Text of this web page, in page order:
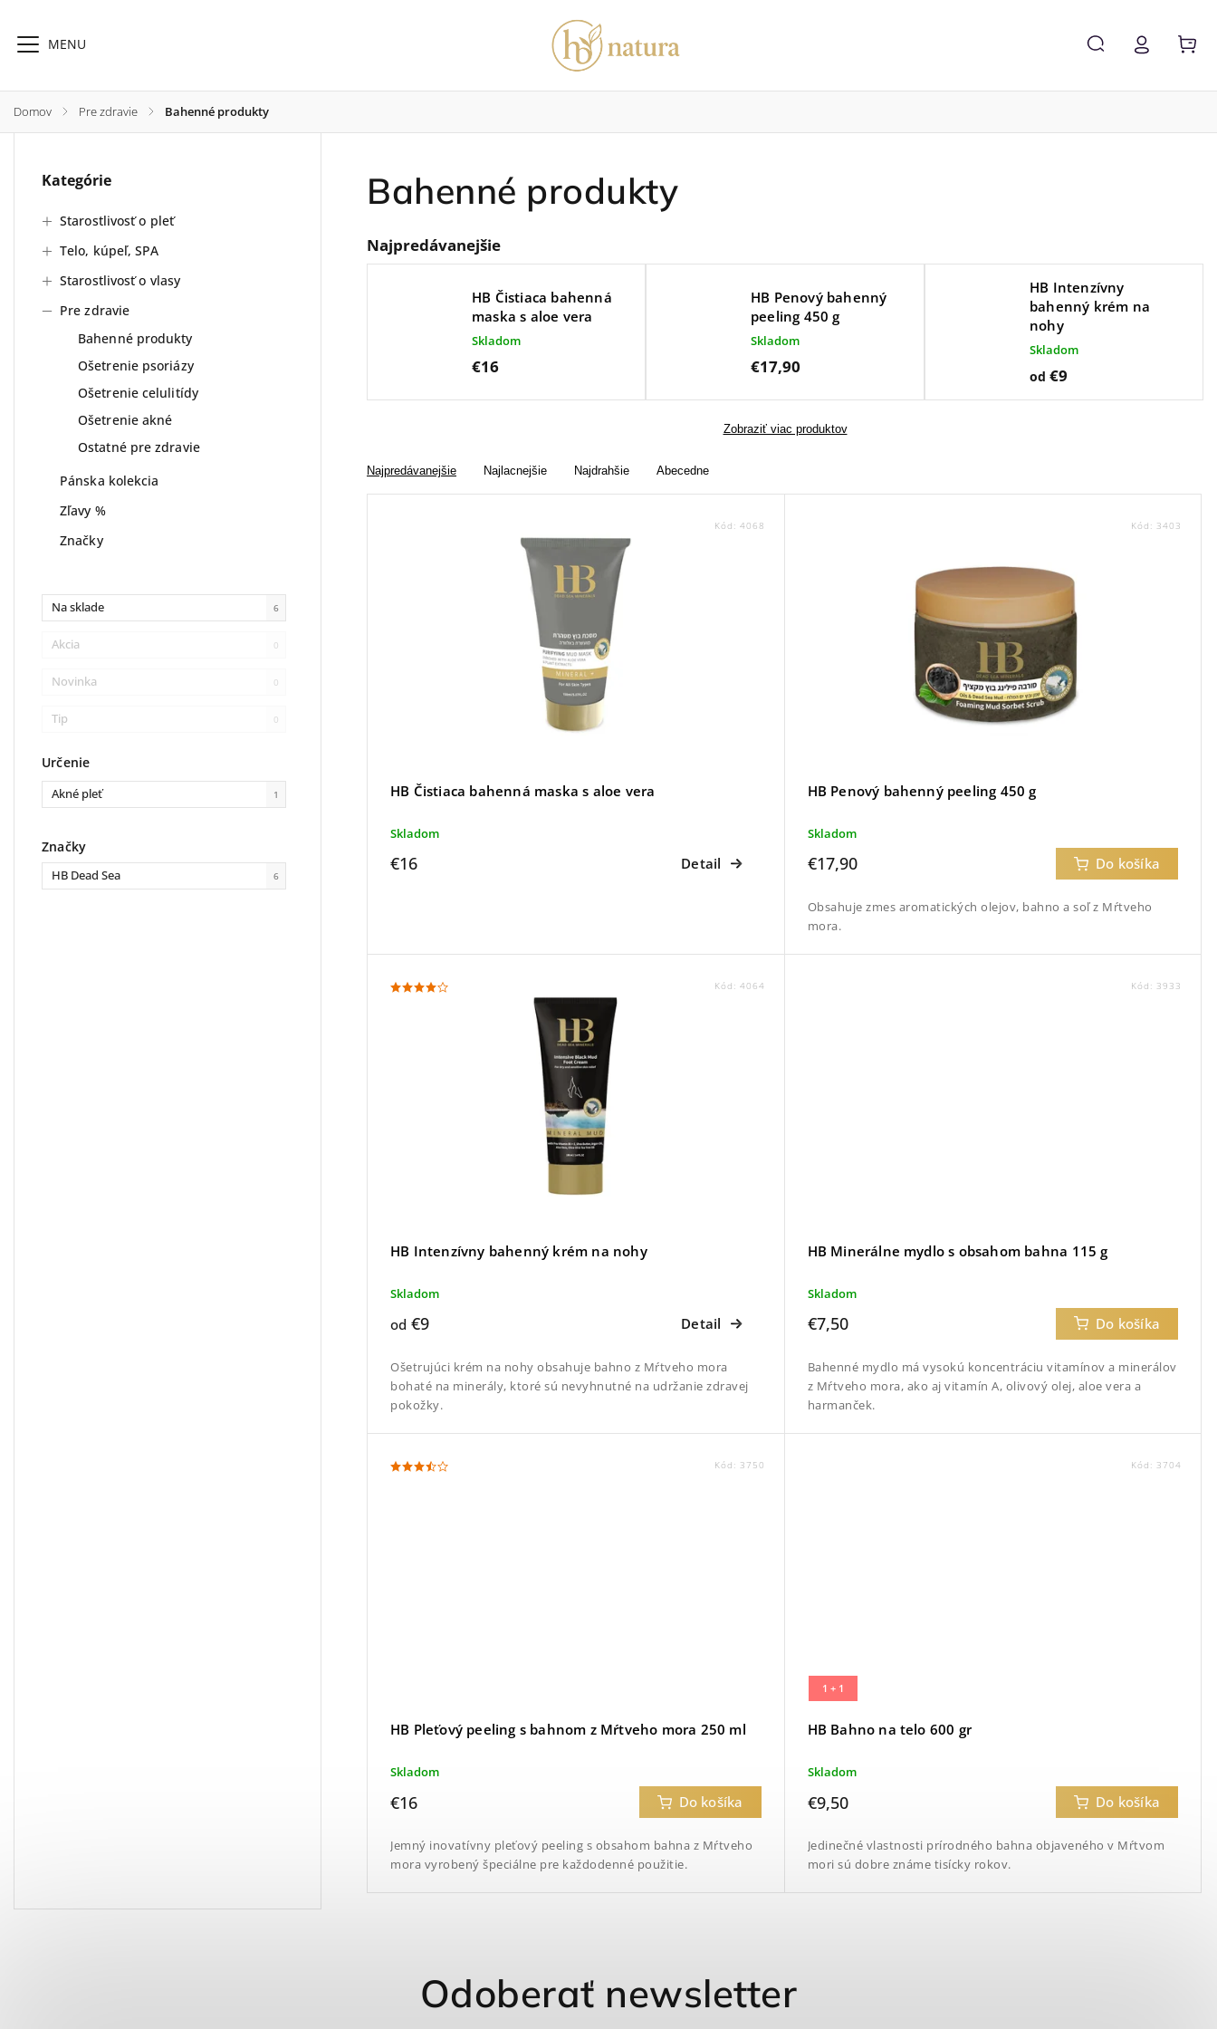
Starostlivosť o pleť Starostlivosť o vlasy Pre zdravie Pánska kolekcia
Domov / Pre zdravie / Bahenné produkty
Kategórie
Starostlivosť o pleť
Telo, kúpeľ, SPA
Starostlivosť o vlasy
Pre zdravie
Bahenné produkty
Ošetrenie psoriázy
Ošetrenie celulitídy
Ošetrenie akné
Ostatné pre zdravie
Pánska kolekcia
Zľavy %
Značky
Na sklade 6
Akcia 0
Novinka 0
Tip 0
Značky
HB Dead Sea 6
Určenie
Akné pleť 1
Bahenné produkty
Najpredávanejšie
HB Čistiaca bahenná
maska s aloe vera
Skladom
€16
HB Penový bahenný
peeling 450 g
Skladom
€17,90
HB Intenzívny
bahenný krém na
nohy
Skladom
od €9
Zobraziť viac produktov
Najpredávanejšie Najlacnejšie Najdrahšie Abecedne
HB Čistiaca bahenná maska s aloe vera
Skladom
€16 Detail
Kód: 4068
HB Penový bahenný peeling 450 g
Skladom
€17,90 Do košíka
Obsahuje zmes aromatických olejov, bahno a soľ z Mŕtveho
mora.
Kód: 3403
HB Intenzívny bahenný krém na nohy
Skladom
od €9 Detail
Ošetrujúci krém na nohy obsahuje bahno z Mŕtveho mora
bohaté na minerály, ktoré sú nevyhnutné na udržanie zdravej
pokožky.
Kód: 4064
HB Minerálne mydlo s obsahom bahna 115 g
Skladom
€7,50 Do košíka
Bahenné mydlo má vysokú koncentráciu vitamínov a minerálov
z Mŕtveho mora, ako aj vitamín A, olivový olej, aloe vera a
harmanček.
Kód: 3933
HB Pleťový peeling s bahnom z Mŕtveho mora 250 ml
Skladom
€16 Do košíka
Jemný inovatívny pleťový peeling s obsahom bahna z Mŕtveho
mora vyrobený špeciálne pre každodenné použitie.
Kód: 3750
1 + 1
HB Bahno na telo 600 gr
Skladom
€9,50 Do košíka
Jedinečné vlastnosti prírodného bahna objaveného v Mŕtvom
mori sú dobre známe tisícky rokov.
Kód: 3704
Odoberať newsletter